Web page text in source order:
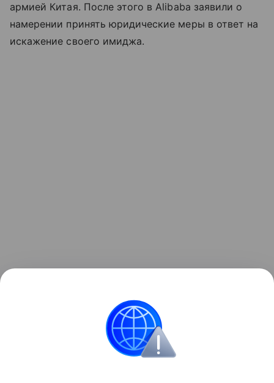
армией Китая. После этого в Alibaba заявили о
намерении принять юридические меры в ответ на
искажение своего имиджа.
Данная информация носит исключительно
информационный (ознакомительный) характер и
не является индивидуальной инвестиционной